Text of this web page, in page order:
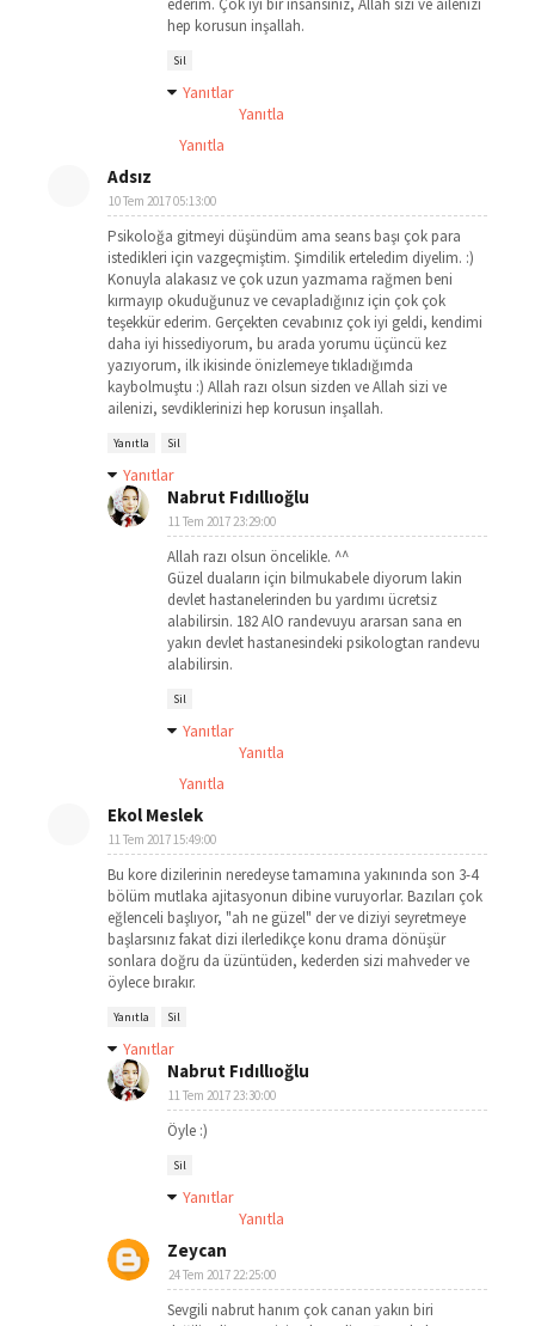
ederim. Çok iyi bir insansınız, Allah sizi ve ailenizi
hep korusun inşallah.
Sil
Yanıtlar
Yanıtla
Yanıtla
Adsız
10 Tem 2017 05:13:00
Psikoloğa gitmeyi düşündüm ama seans başı çok para
istedikleri için vazgeçmiştim. Şimdilik erteledim diyelim. :)
Konuyla alakasız ve çok uzun yazmama rağmen beni
kırmayıp okuduğunuz ve cevapladığınız için çok çok
teşekkür ederim. Gerçekten cevabınız çok iyi geldi, kendimi
daha iyi hissediyorum, bu arada yorumu üçüncü kez
yazıyorum, ilk ikisinde önizlemeye tıkladığımda
kaybolmuştu :) Allah razı olsun sizden ve Allah sizi ve
ailenizi, sevdiklerinizi hep korusun inşallah.
Yanıtla Sil
Yanıtlar
Nabrut Fıdıllıoğlu
11 Tem 2017 23:29:00
Allah razı olsun öncelikle. ^^
Güzel duaların için bilmukabele diyorum lakin
devlet hastanelerinden bu yardımı ücretsiz
alabilirsin. 182 AlO randevuyu ararsan sana en
yakın devlet hastanesindeki psikologtan randevu
alabilirsin.
Sil
Yanıtlar
Yanıtla
Yanıtla
Ekol Meslek
11 Tem 2017 15:49:00
Bu kore dizilerinin neredeyse tamamına yakınında son 3-4
bölüm mutlaka ajitasyonun dibine vuruyorlar. Bazıları çok
eğlenceli başlıyor, "ah ne güzel" der ve diziyi seyretmeye
başlarsınız fakat dizi ilerledikçe konu drama dönüşür
sonlara doğru da üzüntüden, kederden sizi mahveder ve
öylece bırakır.
Yanıtla Sil
Yanıtlar
Nabrut Fıdıllıoğlu
11 Tem 2017 23:30:00
Öyle :)
Sil
Yanıtlar
Yanıtla
Zeycan
24 Tem 2017 22:25:00
Sevgili nabrut hanım çok canan yakın biri